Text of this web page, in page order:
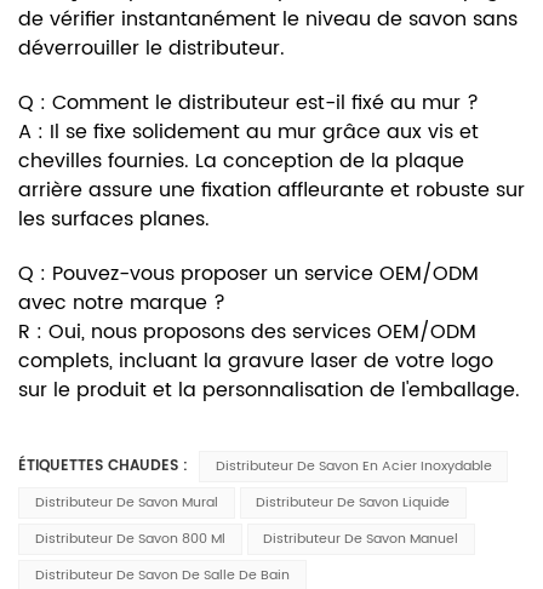
de vérifier instantanément le niveau de savon sans
déverrouiller le distributeur.
Q : Comment le distributeur est-il fixé au mur ?
A : Il se fixe solidement au mur grâce aux vis et
chevilles fournies. La conception de la plaque
arrière assure une fixation affleurante et robuste sur
les surfaces planes.
Q : Pouvez-vous proposer un service OEM/ODM
avec notre marque ?
R : Oui, nous proposons des services OEM/ODM
complets, incluant la gravure laser de votre logo
sur le produit et la personnalisation de l'emballage.
ÉTIQUETTES CHAUDES :
Distributeur De Savon En Acier Inoxydable
Distributeur De Savon Mural
Distributeur De Savon Liquide
Distributeur De Savon 800 Ml
Distributeur De Savon Manuel
Distributeur De Savon De Salle De Bain